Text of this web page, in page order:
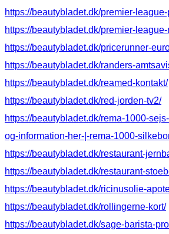
https://beautybladet.dk/premier-
https://beautybladet.dk/premier-
https://beautybladet.dk/pricerunner-
https://beautybladet.dk/randers-
https://beautybladet.dk/reamed-kontakt/
https://beautybladet.dk/red-jorden-tv2/
https://beautybladet.dk/rema-1000-
og-information-her-|-rema-1000-
https://beautybladet.dk/restaurant-
https://beautybladet.dk/restaurant-
https://beautybladet.dk/ricinusolie-
https://beautybladet.dk/rollingerne-kort/
https://beautybladet.dk/sage-barista-